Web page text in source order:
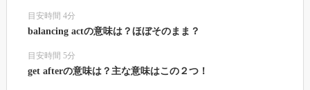
目安時間 4分
balancing actの意味は？ほぼそのまま？
目安時間 5分
get afterの意味は？主な意味はこの２つ！